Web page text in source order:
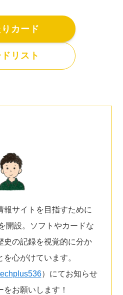
カード
リスト
報サイトを目指すために
開設。ソフトやカードな
史の記録を視覚的に分か
心がけています。
）にてお知らせ
お願いします！